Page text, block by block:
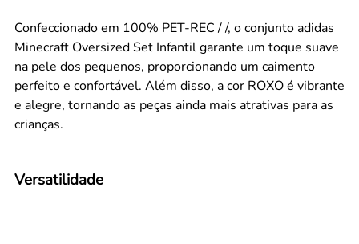
Confeccionado em 100% PET-REC / /, o conjunto adidas
Minecraft Oversized Set Infantil garante um toque suave
na pele dos pequenos, proporcionando um caimento
perfeito e confortável. Além disso, a cor ROXO é vibrante
e alegre, tornando as peças ainda mais atrativas para as
crianças.
Versatilidade